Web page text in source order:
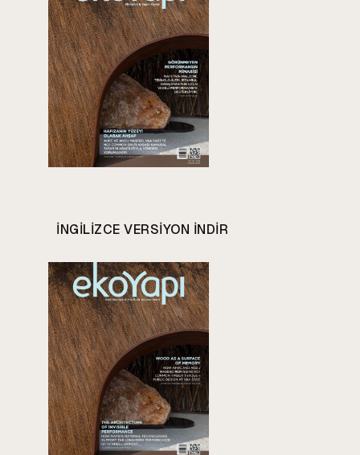
INGILIZCE VERSIYON INDIR